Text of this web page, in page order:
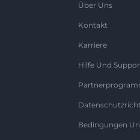
Über Uns
Kontakt
Karriere
Hilfe Und
Bedingungen